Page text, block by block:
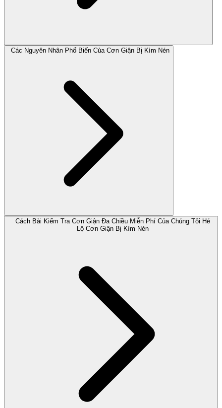
Các Nguyên Nhân Phổ Biến Của Cơn Giận Bị Kìm Nén
Cách Bài Kiểm Tra Cơn Giận Đa Chiều Miễn Phí Của Chúng Tôi Hé
Lộ Cơn Giận Bị Kìm Nén